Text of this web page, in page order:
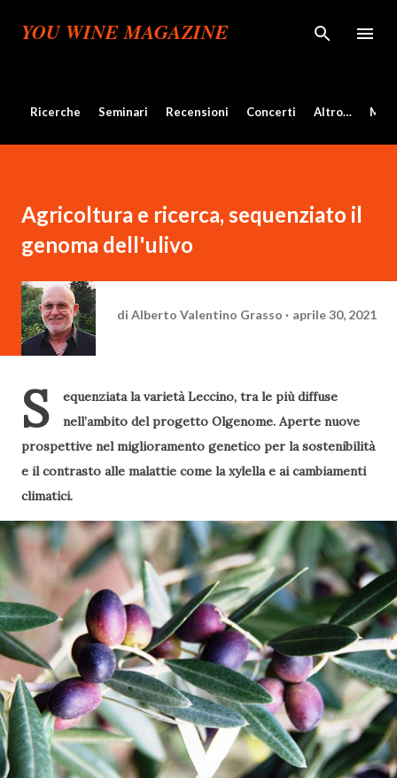
Passa ai contenuti principali
YOU WINE MAGAZINE
Ricerche Seminari Recensioni Concerti Altro…
Agricoltura e ricerca, sequenziato il
genoma dell'ulivo
di Alberto Valentino Grasso aprile 30, 2021
S
equenziata la varietà Leccino, tra le più diffuse
nell’ambito del progetto Olgenome. Aperte nuove
prospettive nel miglioramento genetico per la sostenibilità
e il contrasto alle malattie come la xylella e ai cambiamenti
climatici.